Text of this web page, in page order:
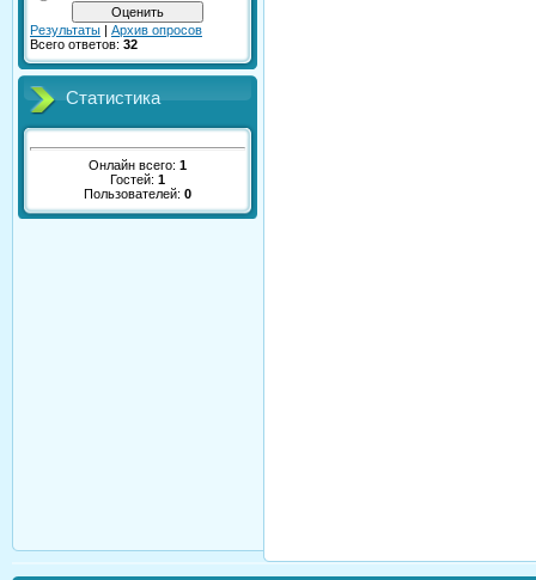
Результаты | Архив опросов
Всего ответов: 32
Статистика
Онлайн всего: 1
Гостей: 1
Пользователей: 0